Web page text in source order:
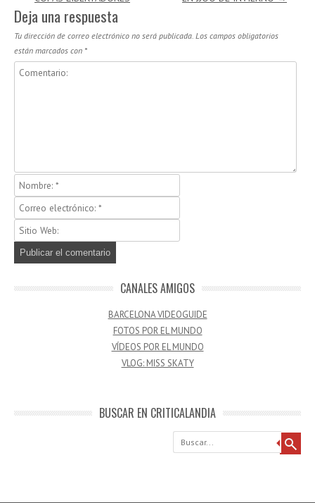
Deja una respuesta
Tu dirección de correo electrónico no será publicada. Los campos obligatorios
están marcados con *
CANALES AMIGOS
BARCELONA VIDEOGUIDE
FOTOS POR EL MUNDO
VÍDEOS POR EL MUNDO
VLOG: MISS SKATY
BUSCAR EN CRITICALANDIA
Buscar